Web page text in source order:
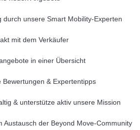
durch unsere Smart Mobility-Experten
mit dem Verkäufer
in einer Übersicht
Bewertungen & Expertentipps
& unterstütze aktiv unsere Mission
Austausch der Beyond Move-Community